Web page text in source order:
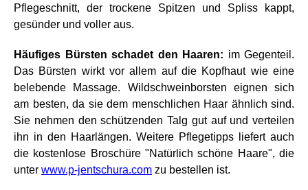
Pflegeschnitt, der trockene Spitzen und Spliss kappt,
gesünder und voller aus.
Häufiges Bürsten schadet den Haaren: im Gegenteil.
Das Bürsten wirkt vor allem auf die Kopfhaut wie eine
belebende Massage. Wildschweinborsten eignen sich
am besten, da sie dem menschlichen Haar ähnlich sind.
Sie nehmen den schützenden Talg gut auf und verteilen
ihn in den Haarlängen. Weitere Pflegetipps liefert auch
die kostenlose Broschüre "Natürlich schöne Haare", die
unter www.p-jentschura.com zu bestellen ist.